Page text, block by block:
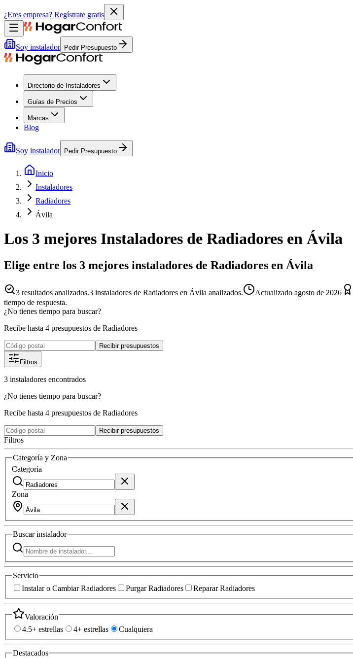
¿Eres empresa? Regístrate gratis
Soy instalador Pedir Presupuesto
Directorio de Instaladores
Guías de Precios
Marcas
Blog
Soy instalador Pedir Presupuesto
Inicio
Instaladores
Radiadores
Ávila
Los 3 mejores Instaladores de Radiadores en Ávila
Elige entre los 3 mejores instaladores de Radiadores en Ávila
3 resultados analizados.3 instaladores de Radiadores en Ávila analizados. Actualizado agosto de 2026
tiempo de respuesta.
¿No tienes tiempo para buscar?
Recibe hasta 4 presupuestos de Radiadores
Recibir presupuestos
Filtros
3 instaladores encontrados
¿No tienes tiempo para buscar?
Recibe hasta 4 presupuestos de Radiadores
Recibir presupuestos
Filtros
Categoría y Zona
Categoría
Zona
Buscarinstalador
Servicio
Instalar o Cambiar Radiadores
Purgar Radiadores Reparar Radiadores
Valoración
4.5+ estrellas
4+ estrellas Cualquiera
Destacados